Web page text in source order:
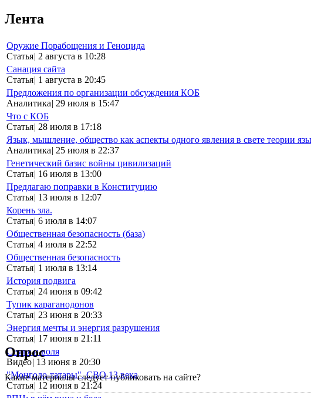
Лента
Оружие Порабощения и Геноцида
Статья| 2 августа в 10:28
Санация сайта
Статья| 1 августа в 20:45
Предложения по организации обсуждения КОБ
Аналитика| 29 июля в 15:47
Что с КОБ
Статья| 28 июля в 17:18
Язык, мышление, общество как аспекты одного явления в свете теории
Аналитика| 25 июля в 22:37
Генетический базис войны цивилизаций
Статья| 16 июля в 13:00
Предлагаю поправки в Конституцию
Статья| 13 июля в 12:07
Корень зла.
Статья| 6 июля в 14:07
Общественная безопасность (база)
Статья| 4 июля в 22:52
Общественная безопасность
Статья| 1 июля в 13:14
История подвига
Статья| 24 июня в 09:42
Тупик караганодонов
Статья| 23 июня в 20:33
Энергия мечты и энергия разрушения
Статья| 17 июня в 21:11
Семья и воля
Видео| 13 июня в 20:30
"Монголо-татары". СВО 13 века
Статья| 12 июня в 21:24
Опрос
Какие материалы следует публиковать на сайте?